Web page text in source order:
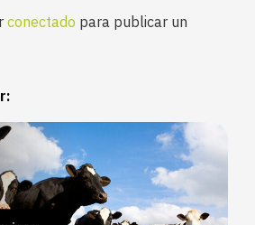
conectado para publicar un